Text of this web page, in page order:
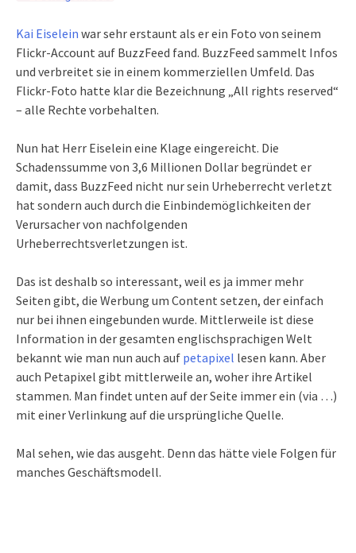
Kai Eiselein war sehr erstaunt als er ein Foto von seinem
Flickr-Account auf BuzzFeed fand. BuzzFeed sammelt Infos
und verbreitet sie in einem kommerziellen Umfeld. Das
Flickr-Foto hatte klar die Bezeichnung „All rights reserved“
– alle Rechte vorbehalten.
Nun hat Herr Eiselein eine Klage eingereicht. Die
Schadenssumme von 3,6 Millionen Dollar begründet er
damit, dass BuzzFeed nicht nur sein Urheberrecht verletzt
hat sondern auch durch die Einbindemöglichkeiten der
Verursacher von nachfolgenden
Urheberrechtsverletzungen ist.
Das ist deshalb so interessant, weil es ja immer mehr
Seiten gibt, die Werbung um Content setzen, der einfach
nur bei ihnen eingebunden wurde. Mittlerweile ist diese
Information in der gesamten englischsprachigen Welt
bekannt wie man nun auch auf petapixel lesen kann. Aber
auch Petapixel gibt mittlerweile an, woher ihre Artikel
stammen. Man findet unten auf der Seite immer ein (via …)
mit einer Verlinkung auf die ursprüngliche Quelle.
Mal sehen, wie das ausgeht. Denn das hätte viele Folgen für
manches Geschäftsmodell.